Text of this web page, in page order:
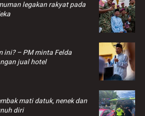
legakan rakyat pada
ini? – PM minta Felda
jual hotel
mati datuk, nenek dan
diri